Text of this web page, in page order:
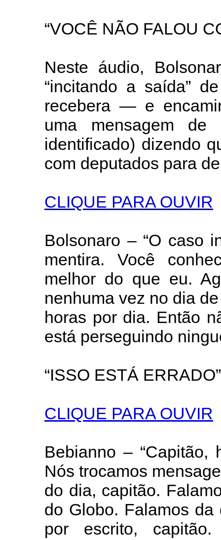
“VOCÊ NÃO FALOU
Neste áudio,
“incitando a saída”
recebera — e
uma mensagem
identificado) dizendo
com deputados para
CLIQUE PARA OUVIR
Bolsonaro – “O caso
mentira. Você
melhor do que eu.
nenhuma vez no dia
horas por dia. Então
está perseguindo
“ISSO ESTÁ ERRADO”
CLIQUE PARA OUVIR
Bebianno –
Nós trocamos
do dia, capitão.
do Globo. Falamos
por escrito,